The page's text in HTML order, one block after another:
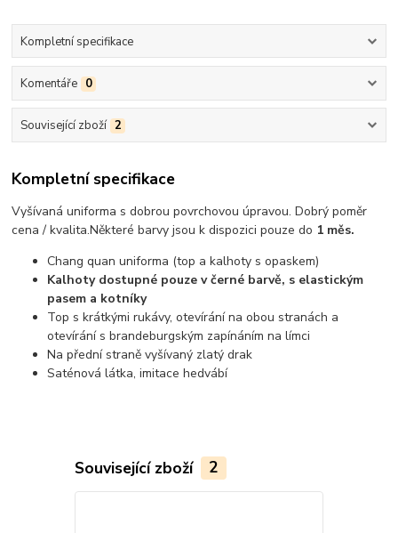
Kompletní specifikace
Komentáře 0
Související zboží 2
Kompletní specifikace
Vyšívaná uniforma s dobrou povrchovou úpravou. Dobrý poměr
cena / kvalita.Některé barvy jsou k dispozici pouze do 1 měs.
Chang quan uniforma (top a kalhoty s opaskem)
Kalhoty dostupné pouze v černé barvě, s elastickým
pasem a kotníky
Top s krátkými rukávy, otevírání na obou stranách a
otevírání s brandeburgským zapínáním na límci
Na přední straně vyšívaný zlatý drak
Saténová látka, imitace hedvábí
Související zboží 2